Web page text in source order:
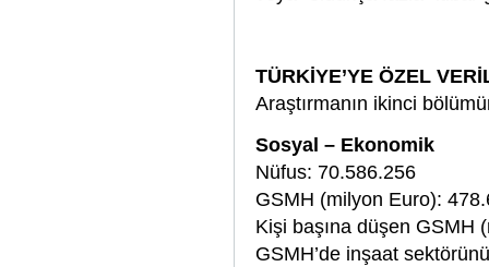
TÜRKİYE’YE ÖZEL
Araştırmanın ikinci
Sosyal – Ekonomik
Nüfus: 70.586.256
GSMH (milyon Euro):
Kişi başına düşen GSMH
GSMH’de inşaat